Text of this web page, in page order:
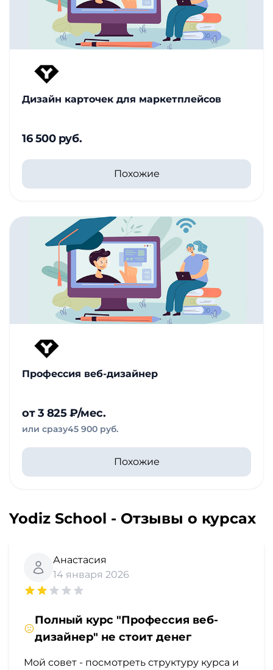
Дизайн карточек для маркетплейсов
16 500 руб.
Похожие
Профессия веб-дизайнер
от 3 825 ₽/мес.
или сразу45 900 руб.
Похожие
Yodiz School - Отзывы о курсах
Анастасия
14 января 2026
Полный курс "Профессия веб-
дизайнер" не стоит денег
Мой совет - посмотреть структуру курса и